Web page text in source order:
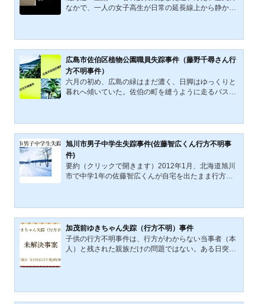
る。消えたのではない。呼ばれたのである。そう考え
たほうが、この事件の...
なかで、一人の女子高生が日常の延長線上から静かに
取りは、繁華街のバス停付近で途切れ、その先を示す
確かな痕跡は残されていない。賑わう街のなかで、誰
にも気づかれず人は消えることができるのか。本記事
では、当時の報道や証言を手がかりに、最終目撃情
報、通話記録、周囲に広がった噂や評価の揺らぎを丁
寧に辿っていく。確かな事実と語り継がれてきた言葉
のあいだに、陽炎のよう...
広島市佐伯区植物公園職員失踪事件（藤野千尋さん行
方不明事件）
六月の初め、広島の緑はまだ濃く、日脚はゆっくりと
暮れへ傾いていた。佐伯の町を縫うように走るバス
な静かな希望を胸に働いていた。幼い頃から草木と寄
り添ってきた時間が、その眼差しに刻まれている。し
かし、その日の夕暮れはいつもと違っていた。午後六
時、同僚に送られ地毛バス停で降りた彼女は、淡々と
した風景のなかへ溶けるように姿を消す。残されたの
は、わずかなICカードの履歴と、帰りを待つ家族の祈
りだけ。それは、日...
旭川市男子中学生失踪事件(佐藤智広くん行方不明事
件)
要約（クリックで開きます）2012年1月、北海道旭川
市で中学1年の佐藤智広くんが自宅を出たまま行方不
う厳しい寒さで、屋外に長時間とどまれば生命の危険
が高い状況だった。記事は、智広くんの性格や将来
像、家出説の妥当性、警察の捜索範囲、東京での目撃
情報や不可解なSMSの信憑性を整理したうえで、低体
温症や事故、第三者による隠匿の可能性まで含めて検
加茂前ゆきちゃん失踪（行方不明）事件
子供の行方不明事件は、行方がわからない当事者（本
人）と残された親族だけの問題ではない。ある日突